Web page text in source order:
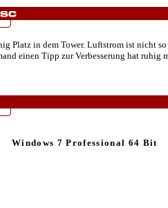
Platz in dem Tower. Luftstrom ist nicht
einen Tipp zur Verbesserung hat ruhig
Windows 7 Professional 64 Bit